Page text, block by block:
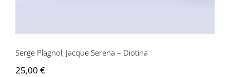
Serge Plagnol, Jacque Serena – Diotina
25,00 €